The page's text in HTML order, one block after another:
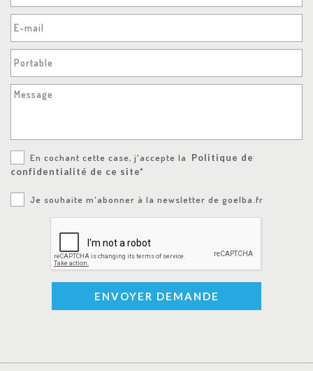
E-mail
Portable
Message
En cochant cette case, j'accepte la
Politique de
confidentialité de ce site*
Je souhaite m'abonner à la newsletter de goelba.fr
ENVOYER DEMANDE